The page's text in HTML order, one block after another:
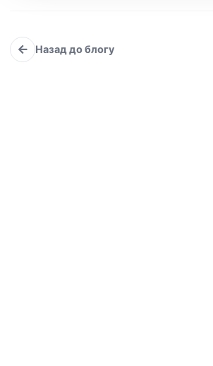
Назад до блогу